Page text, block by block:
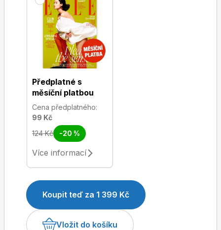
Předplatné s
měsíční platbou
Cena předplatného:
99 Kč
124 Kč
-20 %
Více informací
Koupit teď za 1 399 Kč
Vložit do košíku